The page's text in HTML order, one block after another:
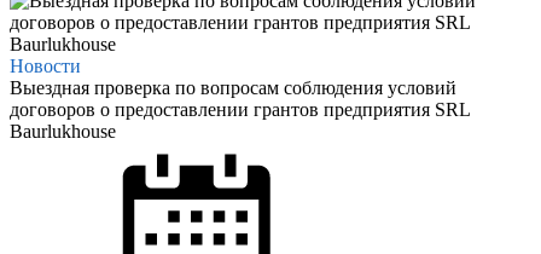
Новости
Выездная проверка по вопросам соблюдения условий
договоров о предоставлении грантов предприятия SRL
Baurlukhouse